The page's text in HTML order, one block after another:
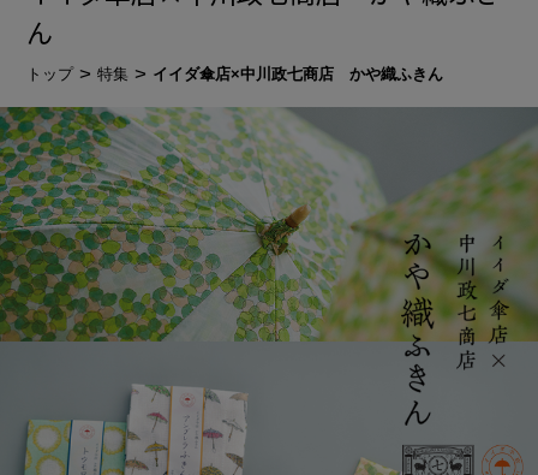
ん
トップ 特集 イイダ傘店×中川政七商店 かや織ふきん